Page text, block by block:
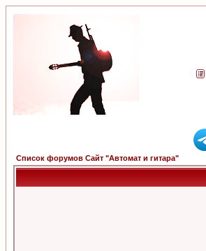
Список форумов Сайт "Автомат и гитара"